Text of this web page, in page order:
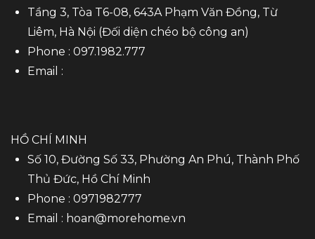
Tầng 3, Tòa T6-08, 643A Phạm Văn Đồng, Từ
Liêm, Hà Nội (Đối diện chéo bộ công an)
Phone : 097.1982.777
Email :
HỒ CHÍ MINH
Số 10, Đường Số 33, Phường An Phú, Thành Phố
Thủ Đức, Hồ Chí Minh
Phone : 0971982777
Email : hoan@morehome.vn